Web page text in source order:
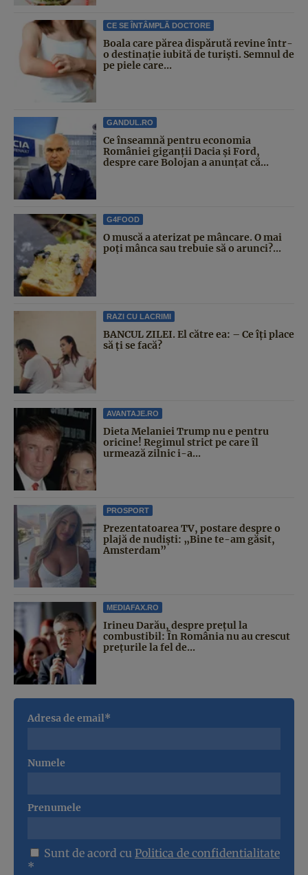
CE SE ÎNTÂMPLĂ DOCTORE
Boala care părea dispărută revine într-
o destinație iubită de turiști. Semnul de
pe piele care...
GANDUL.RO
Ce înseamnă pentru economia
României giganții Dacia și Ford,
despre care Bolojan a anunțat că...
G4FOOD
O muscă a aterizat pe mâncare. O mai
poți mânca sau trebuie să o arunci?...
RAZI CU LACRIMI
BANCUL ZILEI. El către ea: – Ce îți place
să ți se facă?
AVANTAJE.RO
Dieta Melaniei Trump nu e pentru
oricine! Regimul strict pe care îl
urmează zilnic i-a...
PROSPORT
Prezentatoarea TV, postare despre o
plajă de nudiști: „Bine te-am găsit,
Amsterdam”
MEDIAFAX.RO
Irineu Darău, despre prețul la
combustibil: În România nu au crescut
prețurile la fel de...
Adresa de email*
Numele
Prenumele
Sunt de acord cu Politica de confidentialitate
*